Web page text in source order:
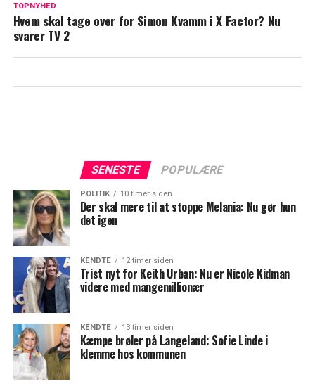
TOPNYHED
Hvem skal tage over for Simon Kvamm i X Factor? Nu
svarer TV 2
SENESTE POPULÆRE
POLITIK 10 timer siden
Der skal mere til at stoppe Melania: Nu gør hun
det igen
KENDTE 12 timer siden
Trist nyt for Keith Urban: Nu er Nicole Kidman
videre med mangemillionær
KENDTE 13 timer siden
Kæmpe brøler på Langeland: Sofie Linde i
klemme hos kommunen